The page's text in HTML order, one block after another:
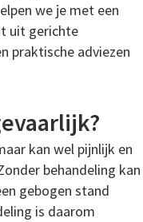
we je met een
uit gerichte
praktische adviezen
kan wel pijnlijk en
behandeling kan
gebogen stand
is daarom